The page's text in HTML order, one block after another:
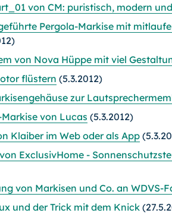
von CM: puristisch, modern
Pergola-Markise mit
von Nova Hüppe mit viel
flüstern (5.3.2012)
zur
von Lucas (5.3.2012)
Klaiber im Web oder als App
ExclusivHome -
von Markisen und Co. an WDVS-
und der Trick mit dem Knick